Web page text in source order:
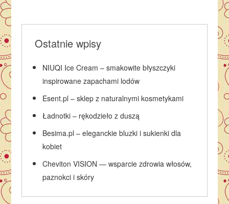
Ostatnie wpisy
NIUQI Ice Cream – smakowite błyszczyki
inspirowane zapachami lodów
Esent.pl – sklep z naturalnymi kosmetykami
Ładnotki – rękodzieło z duszą
Besima.pl – eleganckie bluzki i sukienki dla
kobiet
Cheviton VISION — wsparcie zdrowia włosów,
paznokci i skóry